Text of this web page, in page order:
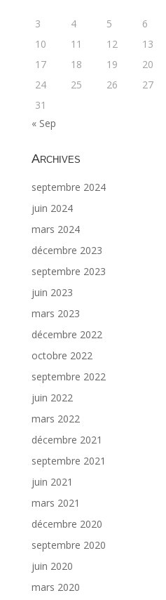
3
4 5 6
10
11 12 13
17
18 19 20
24
25 26 27
31
« Sep
Archives
septembre 2024
juin 2024
mars 2024
décembre 2023
septembre 2023
juin 2023
mars 2023
décembre 2022
octobre 2022
septembre 2022
juin 2022
mars 2022
décembre 2021
septembre 2021
juin 2021
mars 2021
décembre 2020
septembre 2020
juin 2020
mars 2020